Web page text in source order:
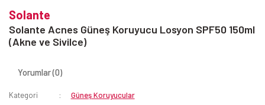
Solante
Solante Acnes Güneş Koruyucu Losyon SPF50 150ml
(Akne ve Sivilce)
Yorumlar (0)
Kategori
Güneş Koruyucular